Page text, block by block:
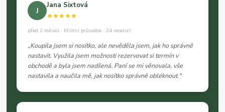
J
Jana Sixtová
★★★★★
před 2 měsíci · Místní průvodce · 24 recenzí
„Koupila jsem si nosítko, ale nevěděla jsem, jak ho správně
nastavit. Využila jsem možnosti rezervovat si termín v
obchodě a byla jsem nadšená. Paní se mi věnovala, vše
nastavila a naučila mě, jak nosítko správně obléknout."